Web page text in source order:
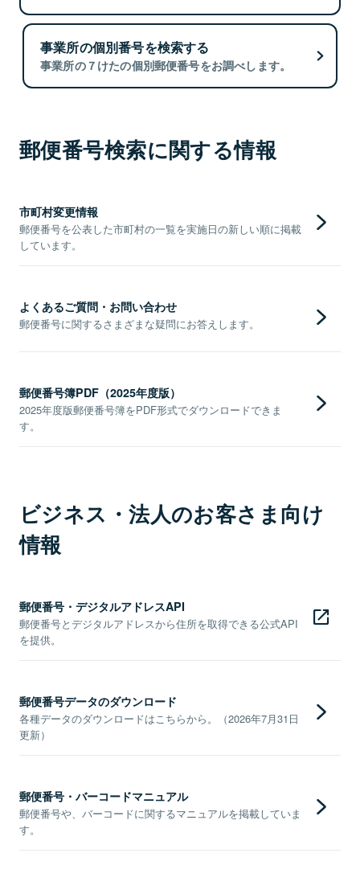
事業所の個別番号を検索する
事業所の７けたの個別郵便番号をお調べします。
郵便番号検索に関する情報
市町村変更情報
郵便番号を公表した市町村の一覧を実施日の新しい順に掲載
しています。
よくあるご質問・お問い合わせ
郵便番号に関するさまざまな疑問にお答えします。
郵便番号簿PDF（2025年度版）
2025年度版郵便番号簿をPDF形式でダウンロードできま
す。
ビジネス・法人のお客さま向け
情報
郵便番号・デジタルアドレスAPI
郵便番号とデジタルアドレスから住所を取得できる公式API
を提供。
郵便番号データのダウンロード
各種データのダウンロードはこちらから。（2026年7月31日
更新）
郵便番号・バーコードマニュアル
郵便番号や、バーコードに関するマニュアルを掲載していま
す。